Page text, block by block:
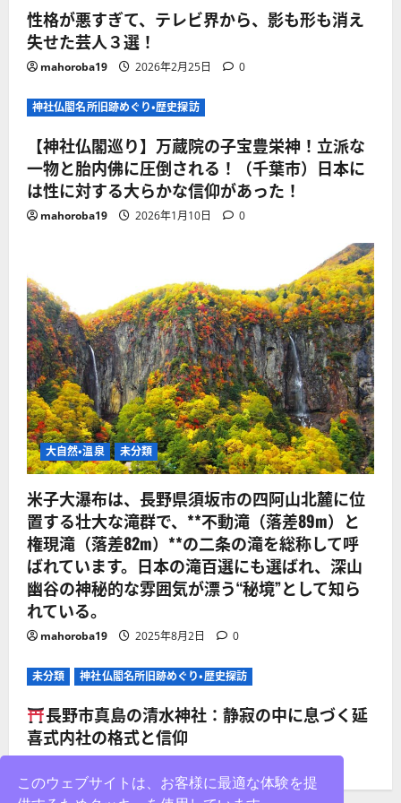
性格が悪すぎて、テレビ界から、影も形も消え
失せた芸人３選！
mahoroba19 2026年2月25日 0
神社仏閣名所旧跡めぐり・歴史探訪
【神社仏閣巡り】万蔵院の子宝豊栄神！立派な
一物と胎内佛に圧倒される！（千葉市）日本に
は性に対する大らかな信仰があった！
mahoroba19 2026年1月10日 0
大自然・温泉 未分類
米子大瀑布は、長野県須坂市の四阿山北麓に位
置する壮大な滝群で、**不動滝（落差89m）と
権現滝（落差82m）**の二条の滝を総称して呼
ばれています。日本の滝百選にも選ばれ、深山
幽谷の神秘的な雰囲気が漂う“秘境”として知ら
れている。
mahoroba19 2025年8月2日 0
未分類 神社仏閣名所旧跡めぐり・歴史探訪
長野市真島の清水神社：静寂の中に息づく延
喜式内社の格式と信仰
このウェブサイトは、お客様に最適な体験を提